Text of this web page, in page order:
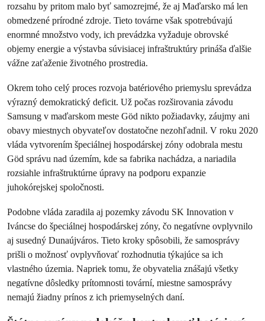
rozsahu by pritom malo byť samozrejmé, že aj Maďarsko má len
obmedzené prírodné zdroje. Tieto továrne však spotrebúvajú
enormné množstvo vody, ich prevádzka vyžaduje obrovské
objemy energie a výstavba súvisiacej infraštruktúry prináša ďalšie
vážne zaťaženie životného prostredia.
Okrem toho celý proces rozvoja batériového priemyslu sprevádza
výrazný demokratický deficit. Už počas rozširovania závodu
Samsung v maďarskom meste Göd nikto požiadavky, záujmy ani
obavy miestnych obyvateľov dostatočne nezohľadnil. V roku 2020
vláda vytvorením špeciálnej hospodárskej zóny odobrala mestu
Göd správu nad územím, kde sa fabrika nachádza, a nariadila
rozsiahle infraštruktúrne úpravy na podporu expanzie
juhokórejskej spoločnosti.
Podobne vláda zaradila aj pozemky závodu SK Innovation v
Iváncse do špeciálnej hospodárskej zóny, čo negatívne ovplyvnilo
aj susedný Dunaújváros. Tieto kroky spôsobili, že samosprávy
prišli o možnosť ovplyvňovať rozhodnutia týkajúce sa ich
vlastného územia. Napriek tomu, že obyvatelia znášajú všetky
negatívne dôsledky prítomnosti tovární, miestne samosprávy
nemajú žiadny prínos z ich priemyselných daní.